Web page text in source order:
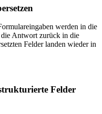
werden in die
die Antwort zurück in die
Felder landen wieder in
Felder